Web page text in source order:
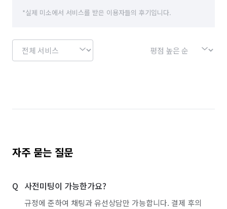
*실제 미소에서 서비스를 받은 이용자들의 후기입니다.
자주 묻는 질문
사전미팅이 가능한가요?
규정에 준하여 채팅과 유선상담만 가능합니다. 결제 후의